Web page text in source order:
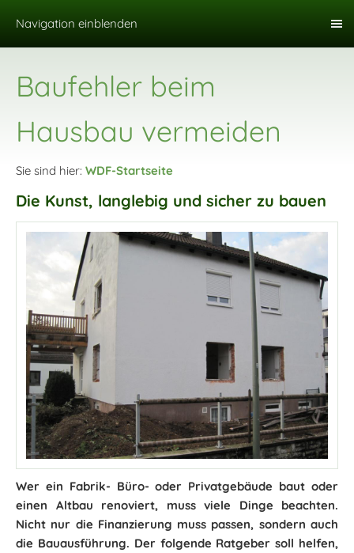
Navigation einblenden
Baufehler beim
Hausbau vermeiden
Sie sind hier: WDF-Startseite
Die Kunst, langlebig und sicher zu bauen
Wer ein Fabrik- Büro- oder Privatgebäude baut oder
einen Altbau renoviert, muss viele Dinge beachten.
Nicht nur die Finanzierung muss passen, sondern auch
die Bauausführung. Der folgende Ratgeber soll helfen,